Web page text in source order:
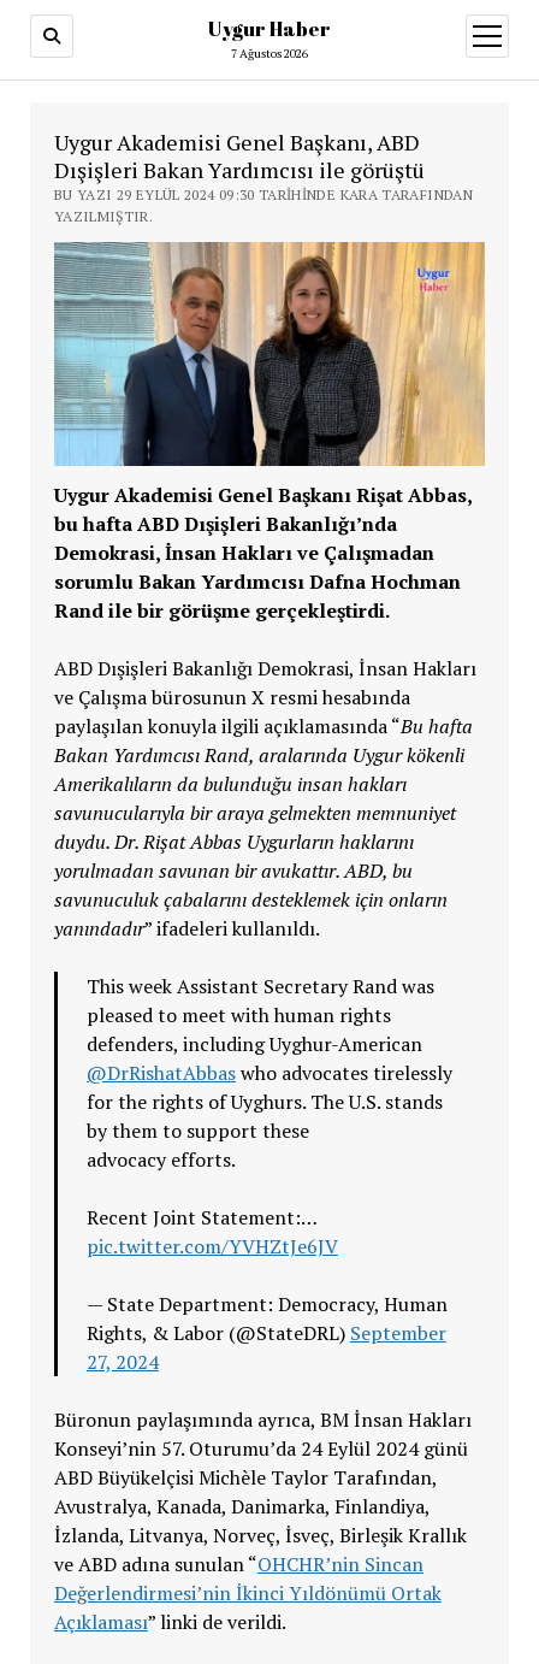
Uygur Haber
7 Ağustos 2026
aç
Uygur Akademisi Genel Başkanı, ABD
Dışişleri Bakan Yardımcısı ile görüştü
BU YAZI 29 EYLÜL 2024 09:30 TARIHINDE KARA TARAFINDAN
YAZILMIŞTIR.
Uygur Akademisi Genel Başkanı Rişat Abbas,
bu hafta ABD Dışişleri Bakanlığı’nda
Demokrasi, İnsan Hakları ve Çalışmadan
sorumlu Bakan Yardımcısı Dafna Hochman
Rand ile bir görüşme gerçekleştirdi.
ABD Dışişleri Bakanlığı Demokrasi, İnsan Hakları
ve Çalışma bürosunun X resmi hesabında
paylaşılan konuyla ilgili açıklamasında “Bu hafta
Bakan Yardımcısı Rand, aralarında Uygur kökenli
Amerikalıların da bulunduğu insan hakları
savunucularıyla bir araya gelmekten memnuniyet
duydu. Dr. Rişat Abbas Uygurların haklarını
yorulmadan savunan bir avukattır. ABD, bu
savunuculuk çabalarını desteklemek için onların
yanındadır” ifadeleri kullanıldı.
This week Assistant Secretary Rand was
pleased to meet with human rights
defenders, including Uyghur-American
@DrRishatAbbaswho advocates tirelessly
for the rights of Uyghurs. The U.S. stands
by them to support these
advocacy efforts.
Recent Joint Statement:…
pic.twitter.com/YVHZtJe6JV
— State Department: Democracy, Human
Rights, & Labor (@StateDRL) September
27, 2024
Büronun paylaşımında ayrıca, BM İnsan Hakları
Konseyi’nin 57. Oturumu’da 24 Eylül 2024 günü
ABD Büyükelçisi Michèle Taylor Tarafından,
Avustralya, Kanada, Danimarka, Finlandiya,
İzlanda, Litvanya, Norveç, İsveç, Birleşik Krallık
ve ABD adına sunulan “OHCHR’nin Sincan
Değerlendirmesi’nin İkinci Yıldönümü Ortak
Açıklaması” linki de verildi.